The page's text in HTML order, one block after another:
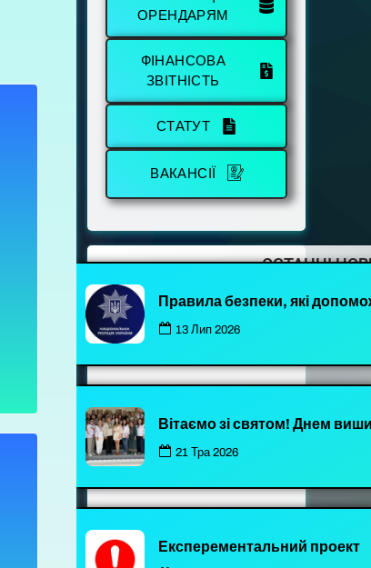
ОРЕНДАРЯМ
ФІНАНСОВА
ЗВІТНІСТЬ
СТАТУТ
ВАКАНСІЇ
ОСТАННІ
Правила безпеки, які
13 Лип 2026
Вітаємо зі святом! Днем
21 Тра 2026
Експерементальний проект